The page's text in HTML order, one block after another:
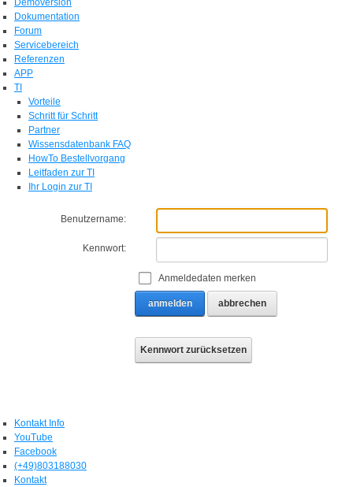
Demoversion
Dokumentation
Forum
Servicebereich
Referenzen
APP
TI
Vorteile
Schritt für Schritt
Partner
Wissensdatenbank FAQ
HowTo Bestellvorgang
Leitfaden zur TI
Ihr Login zur TI
Benutzername:
Kennwort:
Anmeldedaten merken
anmelden abbrechen
Kennwort zurücksetzen
Kontakt Info
YouTube
Facebook
(+49)803188030
Kontakt